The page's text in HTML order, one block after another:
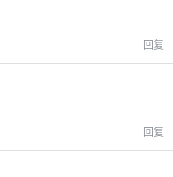
回复
回复